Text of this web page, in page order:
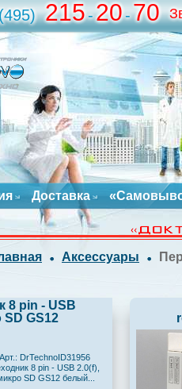
215-20-70
Доставка
Аксессуары
8 pin - USB
SD GS12
DrTechnoID31956
8 pin - USB 2.0(f),
SD GS12 белый...